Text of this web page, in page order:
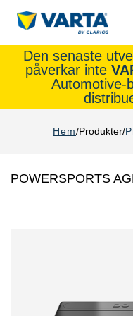
Den senaste
påverkar inte
Automotive-
Hem Produkter
POWERSPORTS